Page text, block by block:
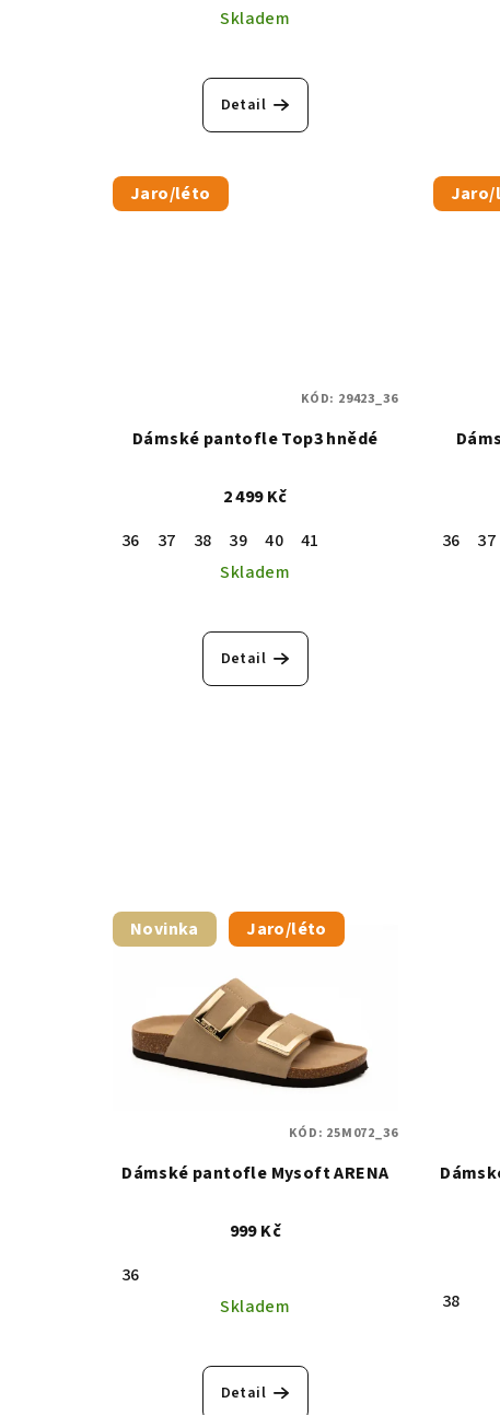
Skladem
Detail
Jaro/léto
Dámské pantofle Top3 hnědé
2 499 Kč
36
37 38 39 40
41
Skladem
Detail
KÓD: 29423_36
36
37
Novinka Jaro/léto
Dámské pantofle Mysoft ARENA
999 Kč
36
Skladem
Detail
KÓD: 25M072_36
38